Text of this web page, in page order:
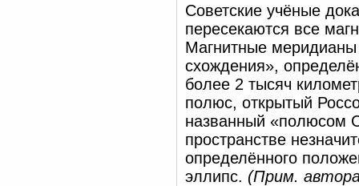
Советские учёные
пересекаются все
Магнитные меридианы
схождения»,
более 2 тысяч
полюс, открытый
названный «полюсом
пространстве
определённого
эллипс. (Прим.